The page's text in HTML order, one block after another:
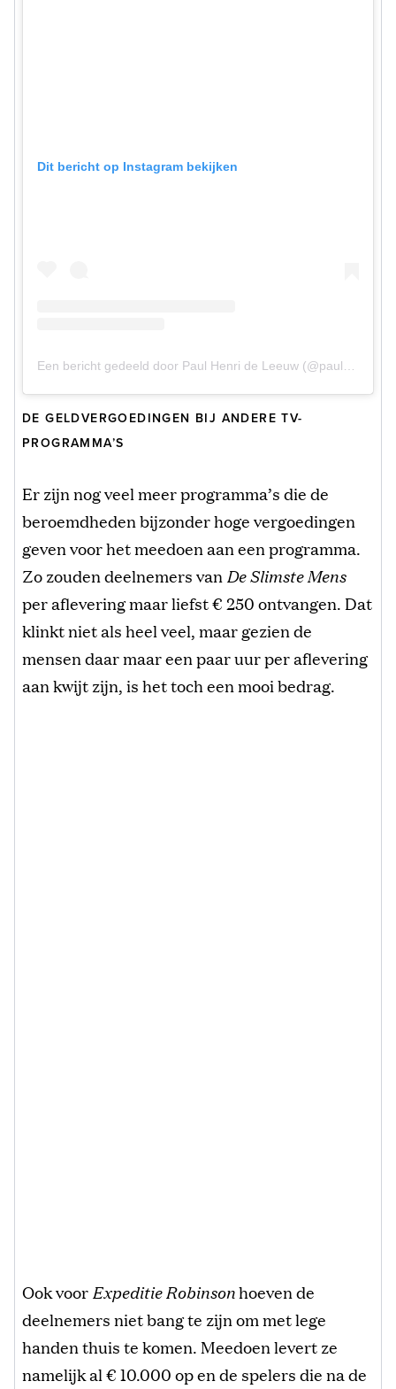
Dit bericht op Instagram bekijken
Een bericht gedeeld door Paul Henri de Leeuw (@pauldeleeuw)
DE GELDVERGOEDINGEN BIJ ANDERE TV-
PROGRAMMA’S
Er zijn nog veel meer programma’s die de
beroemdheden bijzonder hoge vergoedingen
geven voor het meedoen aan een programma.
Zo zouden deelnemers vanDe Slimste Mens
per aflevering maar liefst € 250 ontvangen. Dat
klinkt niet als heel veel, maar gezien de
mensen daar maar een paar uur per aflevering
aan kwijt zijn, is het toch een mooi bedrag.
Ook voorExpeditie Robinsonhoeven de
deelnemers niet bang te zijn om met lege
handen thuis te komen. Meedoen levert ze
namelijk al € 10.000 op en de spelers die na de